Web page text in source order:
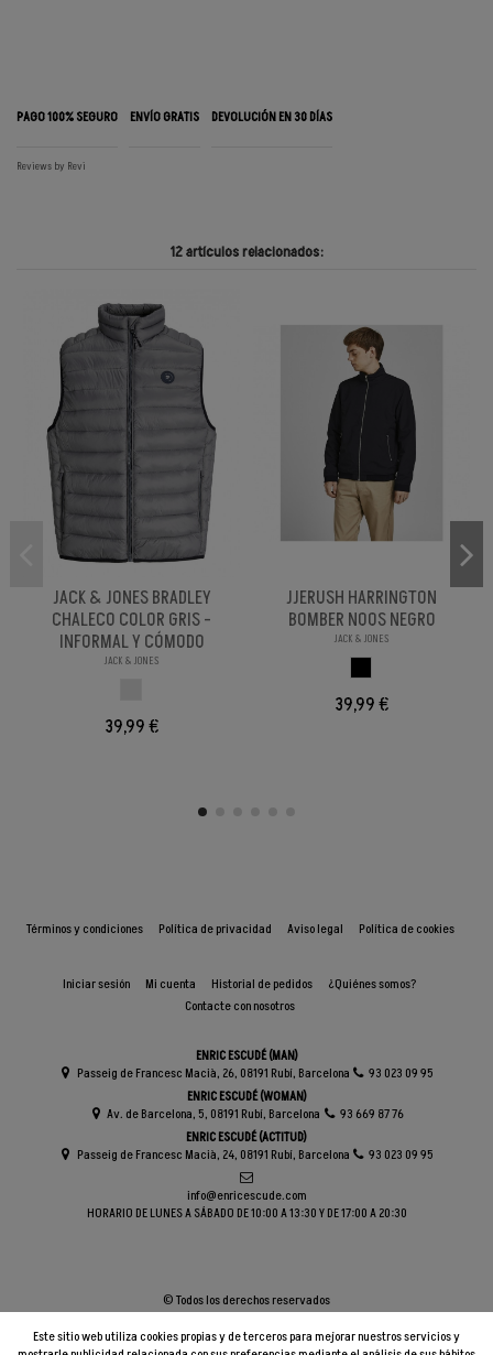
PAGO 100% SEGURO ENVÍO GRATIS DEVOLUCIÓN EN 30 DÍAS
Reviews by Revi
12 artículos relacionados:
JACK & JONES BRADLEY
CHALECO COLOR GRIS -
INFORMAL Y CÓMODO
JACK & JONES
39,99 €
JJERUSH HARRINGTON
BOMBER NOOS NEGRO
JACK & JONES
39,99 €
Términos y condiciones Política de privacidad Aviso legal Política de cookies
Iniciar sesión Mi cuenta Historial de pedidos
¿Quiénes somos?
Contacte con nosotros
ENRIC ESCUDÉ (MAN)
Passeig de Francesc Macià, 26, 08191 Rubí, Barcelona
93 023 09 95
ENRIC ESCUDÉ (WOMAN)
Av. de Barcelona, 5, 08191 Rubí, Barcelona
93 669 87 76
ENRIC ESCUDÉ (ACTITUD)
Passeig de Francesc Macià, 24, 08191 Rubí, Barcelona
93 023 09 95
info@enricescude.com
HORARIO DE LUNES A SÁBADO DE 10:00 A 13:30 Y DE 17:00 A 20:30
Este sitio web utiliza cookies propias y de terceros para mejorar nuestros servicios y
© Todos los derechos reservados